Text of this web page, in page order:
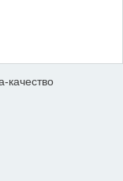
качество